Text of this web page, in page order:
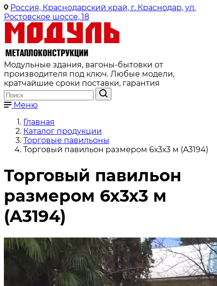
Россия, Краснодарский край, г. Краснодар, ул.
Ростовское шоссе, 18
Модульные здания, вагоны-бытовки от
производителя под ключ. Любые модели,
кратчайшие сроки поставки, гарантия
Меню
Главная
Каталог продукции
Торговые павильоны
Торговый павильон размером 6х3х3 м (A3194)
Торговый павильон
размером 6х3х3 м
(A3194)